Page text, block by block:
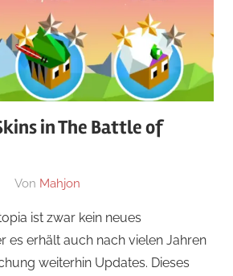
in The Battle of
Von Mahjon
News,
Strategiespiele
Strategiespiele
ist zwar kein neues
es erhält auch nach vielen Jahren
weiterhin Updates. Dieses